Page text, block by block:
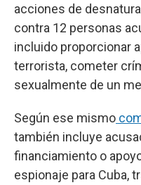
acciones de
contra 12 personas
incluido proporcionar
terrorista, cometer
sexualmente de un
Según ese mismo
también incluye
financiamiento o
espionaje para Cuba,